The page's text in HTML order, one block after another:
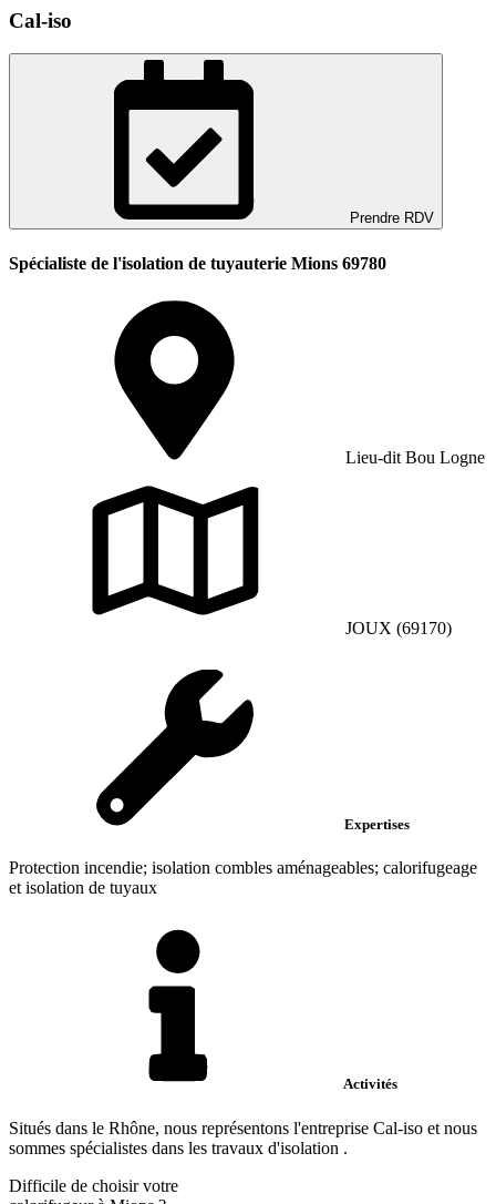
Cal-iso
Prendre RDV
Spécialiste de l'isolation de tuyauterie Mions 69780
Lieu-dit Bou Logne
JOUX (69170)
Expertises
Protection incendie; isolation combles aménageables; calorifugeage
et isolation de tuyaux
Activités
Situés dans le Rhône, nous représentons l'entreprise Cal-iso et nous
sommes spécialistes dans les travaux d'isolation .
Difficile de choisir votre